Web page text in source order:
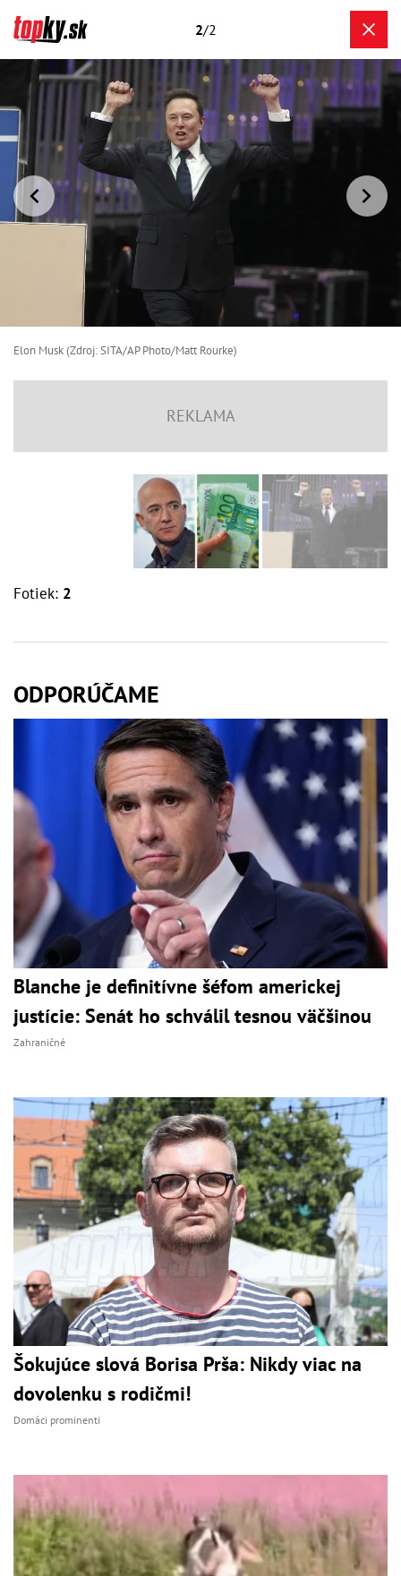
2/2
Elon Musk (Zdroj: SITA/AP Photo/Matt Rourke)
Fotiek: 2
ODPORÚČAME
Blanche je definitívne šéfom americkej
justície: Senát ho schválil tesnou väčšinou
Zahraničné
Šokujúce slová Borisa Prša: Nikdy viac na
dovolenku s rodičmi!
Domáci prominenti